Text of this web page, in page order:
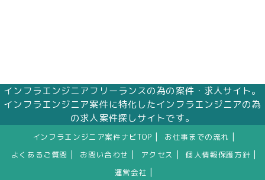
インフラエンジニアフリーランスの為の案件・求人サイト。
インフラエンジニア案件に特化したインフラエンジニアの為
の求人案件探しサイトです。
インフラエンジニア案件ナビTOP お仕事までの流れ
よくあるご質問 お問い合わせ アクセス 個人情報保護方針
運営会社